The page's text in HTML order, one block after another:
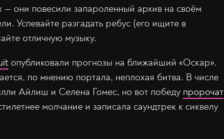
— они повесили запароленный архив на своём
Успевайте разгадать ребус (его ищите в
отличную музыку.
опубликовали прогнозы на ближайший «Оскар».
по мнению портала, неплохая битва. В числе
Айлиш и Селена Гомес, но вот победу пророчат
молчание и записала саундтрек к сиквелу